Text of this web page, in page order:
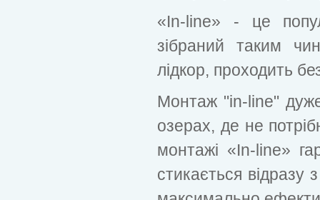
«In-line» - це
зібраний таким
лідкор, проходить
Монтаж "in-line"
озерах, де не
монтажі «In-line»
стикається відразу